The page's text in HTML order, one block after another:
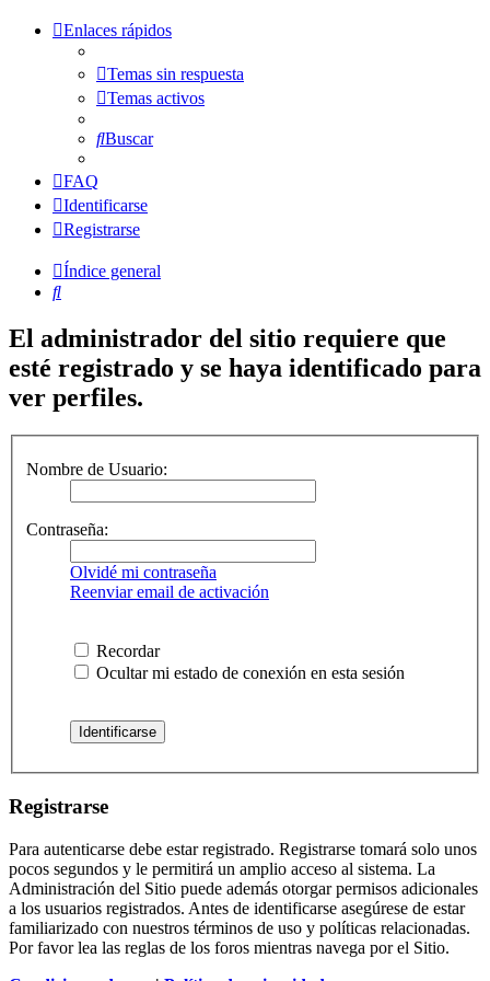
Enlaces rápidos
Temas sin respuesta
Temas activos
Buscar
FAQ
Identificarse
Registrarse
Índice general
Buscar
El administrador del sitio requiere que
esté registrado y se haya identificado para
ver perfiles.
Nombre de Usuario:
Contraseña:
Olvidé mi contraseña
Reenviar email de activación
Recordar
Ocultar mi estado de conexión en esta sesión
Registrarse
Para autenticarse debe estar registrado. Registrarse tomará solo unos
pocos segundos y le permitirá un amplio acceso al sistema. La
Administración del Sitio puede además otorgar permisos adicionales
a los usuarios registrados. Antes de identificarse asegúrese de estar
familiarizado con nuestros términos de uso y políticas relacionadas.
Por favor lea las reglas de los foros mientras navega por el Sitio.